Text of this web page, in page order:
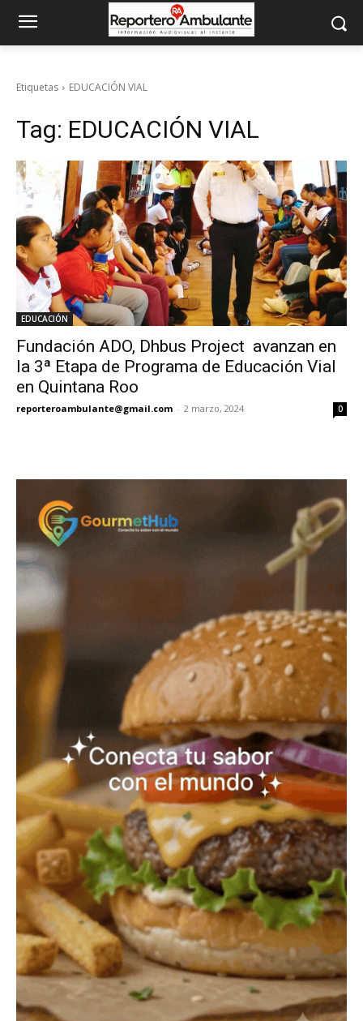
Etiquetas EDUCACIÓN VIAL
Tag: EDUCACIÓN VIAL
EDUCACIÓN
Fundación ADO, Dhbus Project avanzan en
la 3ª Etapa de Programa de Educación Vial
en Quintana Roo
reporteroambulante@gmail.com - 2 marzo, 2024 0